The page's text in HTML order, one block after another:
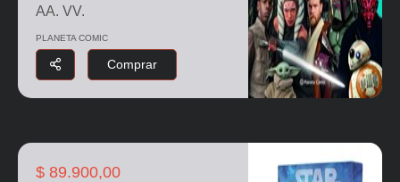
AA. VV.
PLANETA COMIC
Comprar
$ 89.900,00